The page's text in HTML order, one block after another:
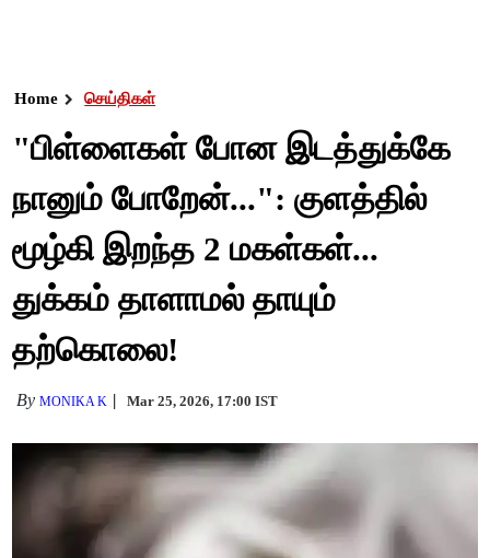
Home செய்திகள்
"பிள்ளைகள் போன இடத்துக்கே
நானும் போறேன்...": குளத்தில்
மூழ்கி இறந்த 2 மகள்கள்...
துக்கம் தாளாமல் தாயும்
தற்கொலை!
ByMONIKA K Mar 25, 2026, 17:00 IST